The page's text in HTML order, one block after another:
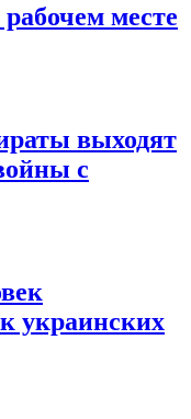
месте
выходят
с
украинских